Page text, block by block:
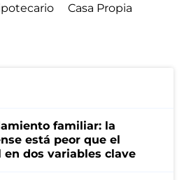
Casa Propia
familiar: la
está peor que el
dos variables clave